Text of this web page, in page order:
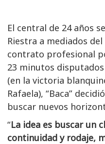
El central de 24 años
Riestra a mediados
contrato profesional
23 minutos
(en la victoria
Rafaela), “Baca”
buscar nuevos
“La idea es buscar un
continuidad y rodaje,